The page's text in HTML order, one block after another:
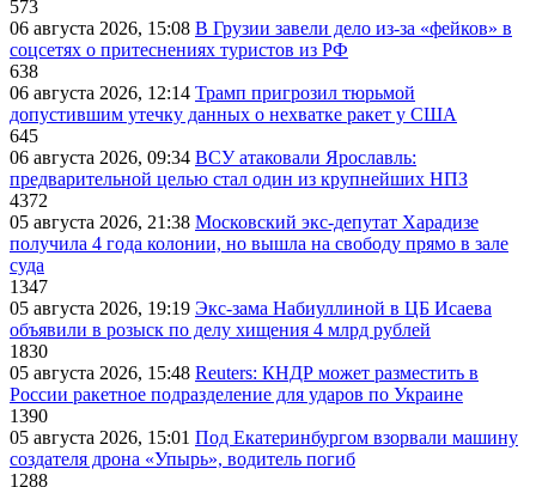
573
06 августа 2026, 15:08 В Грузии завели дело из-за «фейков» в
соцсетях о притеснениях туристов из РФ
638
06 августа 2026, 12:14 Трамп пригрозил тюрьмой
допустившим утечку данных о нехватке ракет у США
645
06 августа 2026, 09:34 ВСУ атаковали Ярославль:
предварительной целью стал один из крупнейших НПЗ
4372
05 августа 2026, 21:38 Московский экс-депутат Харадизе
получила 4 года колонии, но вышла на свободу прямо в зале
суда
1347
05 августа 2026, 19:19 Экс-зама Набиуллиной в ЦБ Исаева
объявили в розыск по делу хищения 4 млрд рублей
1830
05 августа 2026, 15:48 Reuters: КНДР может разместить в
России ракетное подразделение для ударов по Украине
1390
05 августа 2026, 15:01 Под Екатеринбургом взорвали машину
создателя дрона «Упырь», водитель погиб
1288